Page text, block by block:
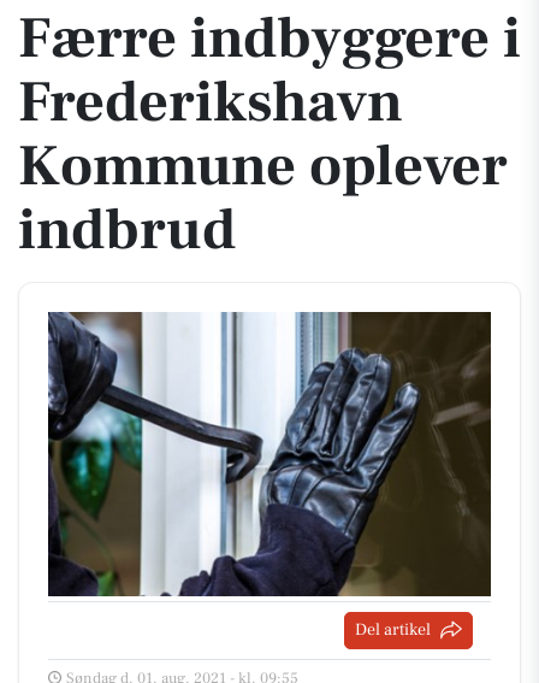
Færre indbyggere i
Frederikshavn
Kommune oplever
indbrud
Del artikel
Søndag d. 01. aug. 2021 - kl. 09:55